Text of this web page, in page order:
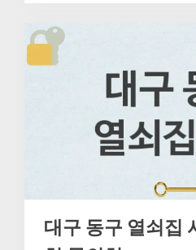
대구 동구 열쇠집